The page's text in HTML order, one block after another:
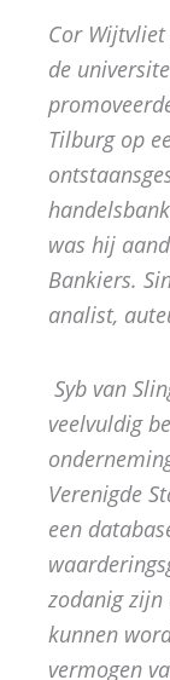
Cor
de
Tilburg op
was hij
Bankiers.
analist,
Syb van
veelvuldig
Verenigde
een
zodanig zijn
kunnen
vermogen